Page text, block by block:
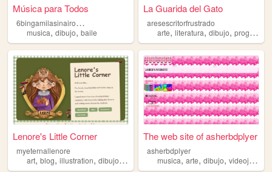
Música para Todos
6
bingamilasinairochazuniga
musica, dibujo, baile
La Guarida del Gato
aresescritorfrustrado
arte,literatura,dibujo,programacion
Lenore's Little Corner
myeternallenore
art, blog, illustration, dibujo,bonito
The web site of asherbdplyer
asherbdplyer
musica,arte,dibujo,videojuegos